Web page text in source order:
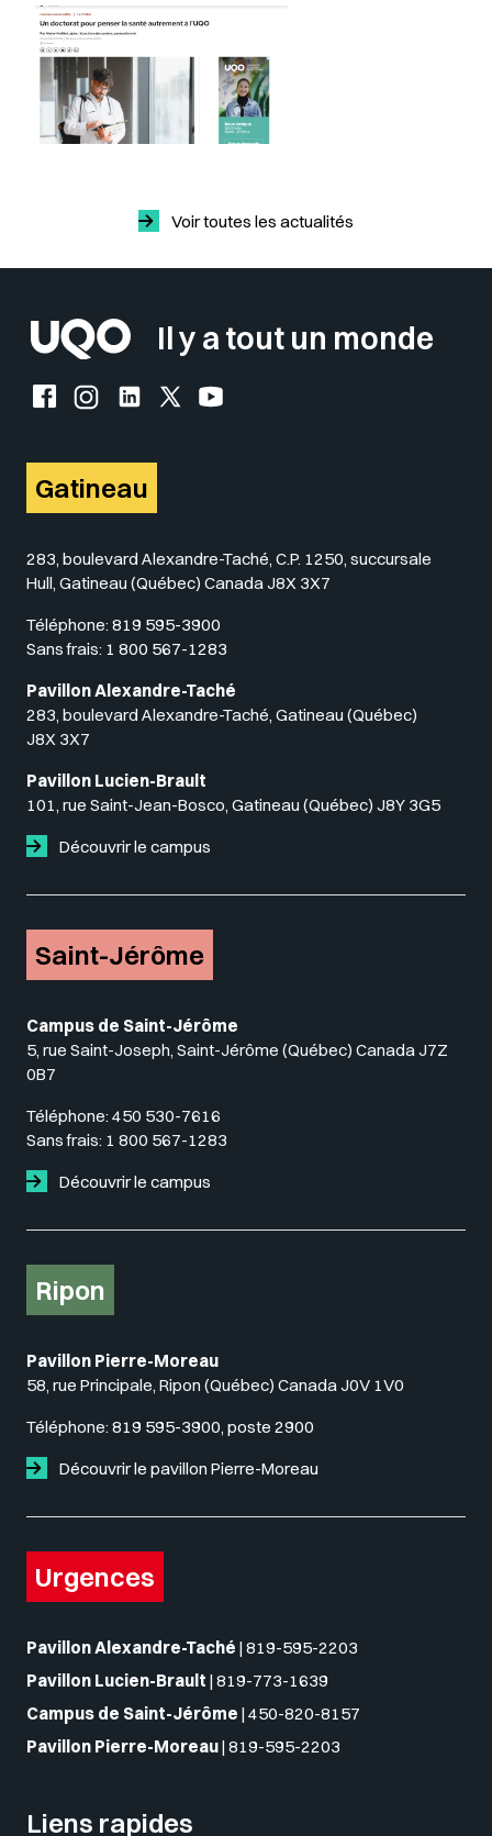
Voir toutes les actualités
Il y a tout un monde
Facebook de l'UQO
Instagram de l'UQO
LinkedIn de l'UQO
X (Twitter) de l'UQO
YouTube de l'UQO
Gatineau
283, boulevard Alexandre-Taché, C.P. 1250, succursale
Hull, Gatineau (Québec) Canada J8X 3X7
Téléphone: 819 595-3900
Sans frais: 1 800 567-1283
Pavillon Alexandre-Taché
283, boulevard Alexandre-Taché, Gatineau (Québec)
J8X 3X7
Pavillon Lucien-Brault
101, rue Saint-Jean-Bosco, Gatineau (Québec) J8Y 3G5
Découvrir le campus
Saint-Jérôme
Campus de Saint-Jérôme
5, rue Saint-Joseph, Saint-Jérôme (Québec) Canada J7Z
0B7
Téléphone: 450 530-7616
Sans frais: 1 800 567-1283
Découvrir le campus
Ripon
Pavillon Pierre-Moreau
58, rue Principale, Ripon (Québec) Canada J0V 1V0
Téléphone: 819 595-3900, poste 2900
Découvrir le pavillon Pierre-Moreau
Urgences
Pavillon Alexandre-Taché | 819-595-2203
Pavillon Lucien-Brault | 819-773-1639
Campus de Saint-Jérôme | 450-820-8157
Pavillon Pierre-Moreau| 819-595-2203
Liens rapides